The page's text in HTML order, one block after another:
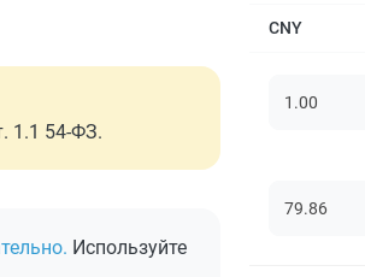
1.1 54-ФЗ.
Используйте